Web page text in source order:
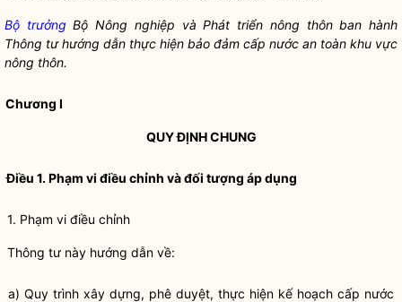
Bộ trưởng Bộ Nông nghiệp và Phát triển nông thôn ban hành
Thông tư hướng dẫn thực hiện bảo đảm cấp nước an toàn khu vực
nông thôn.
Chương I
QUY ĐỊNH CHUNG
Điều 1. Phạm vi điều chỉnh và đối tượng áp dụng
1. Phạm vi điều chỉnh
Thông tư này hướng dẫn về:
a) Quy trình xây dựng, phê duyệt, thực hiện kế hoạch cấp nước